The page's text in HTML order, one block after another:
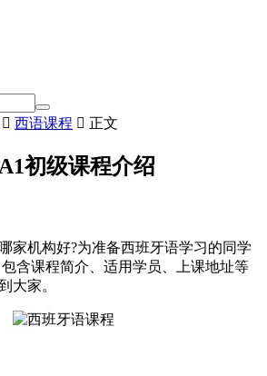
 西语课程  正文
初级课程介绍
机构好?为准备西班牙语学习的同学
含课程简介、适用学员、上课地址等
大家。